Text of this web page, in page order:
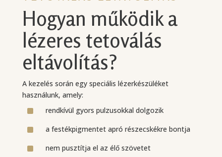
Hogyan működik a
lézeres tetoválás
eltávolítás?
A kezelés során egy speciális lézerkészüléket
használunk, amely:
^ rendkívül gyors pulzusokkal dolgozik
^ a festékpigmentet apró részecskékre bontja
^
nem pusztítja el az élő szövetet